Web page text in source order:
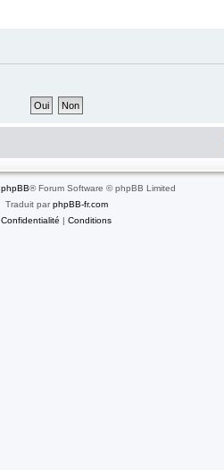
phpBB® Forum Software © phpBB Limited
Traduit parphpBB-fr.com
Confidentialité | Conditions